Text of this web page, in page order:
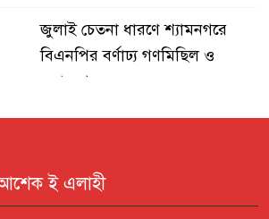
জুলাই চেতনা ধারণে শ্যামনগরে
বিএনপির বর্ণাঢ্য গণমিছিল ও
সমাবেশ
উচ্চ আদালতের নির্দেশ অমান্য করে
ই এলাহী